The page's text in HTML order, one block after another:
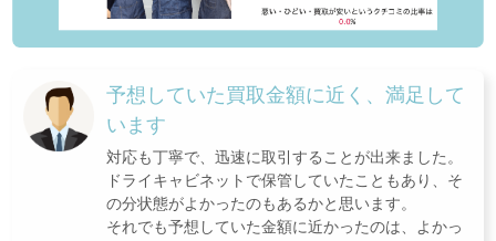
予想していた買取金額に近く、満足して
います
対応も丁寧で、迅速に取引することが出来ました。
ドライキャビネットで保管していたこともあり、そ
の分状態がよかったのもあるかと思います。
それでも予想していた金額に近かったのは、よかっ